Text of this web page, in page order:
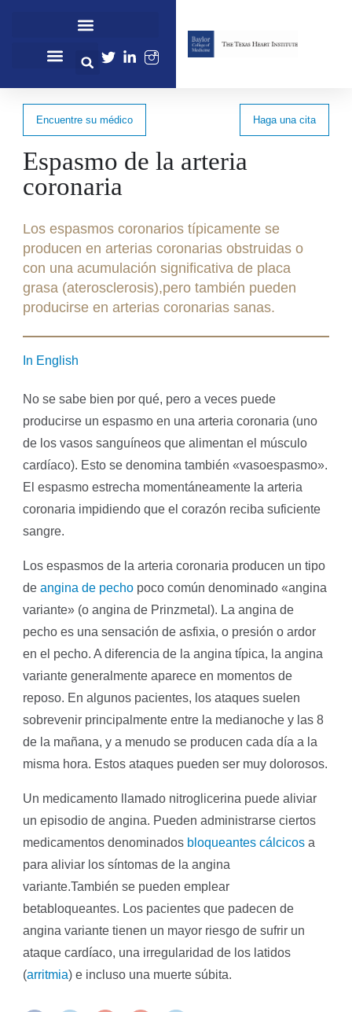
Encuentre su médico Haga una cita
Espasmo de la arteria
coronaria
Los espasmos coronarios típicamente se
producen en arterias coronarias obstruidas o
con una acumulación significativa de placa
grasa (aterosclerosis),pero también pueden
producirse en arterias coronarias sanas.
In English
No se sabe bien por qué, pero a veces puede
producirse un espasmo en una arteria coronaria (uno
de los vasos sanguíneos que alimentan el músculo
cardíaco). Esto se denomina también «vasoespasmo».
El espasmo estrecha momentáneamente la arteria
coronaria impidiendo que el corazón reciba suficiente
sangre.
Los espasmos de la arteria coronaria producen un tipo
deangina de pecho poco común denominado «angina
variante» (oangina de Prinzmetal). La angina de
pecho es una sensación de asfixia, o presión o ardor
en el pecho. A diferencia de la angina típica, la angina
variante generalmente aparece en momentos de
reposo. En algunos pacientes, los ataques suelen
sobrevenir principalmente entre la medianoche y las 8
de la mañana, y a menudo se producen cada día a la
misma hora. Estos ataques pueden ser muy dolorosos.
Un medicamento llamado nitroglicerina puede aliviar
un episodio de angina. Pueden administrarse ciertos
medicamentos denominados bloqueantes cálcicos a
para aliviar los síntomas de la angina
variante.También se pueden emplear
betabloqueantes. Los pacientes que padecen de
angina variante tienen un mayor riesgo de sufrir un
ataque cardíaco, una irregularidad de los latidos
(arritmia) e incluso una muerte súbita.